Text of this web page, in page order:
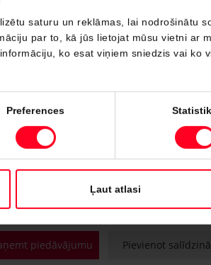
saturu un reklāmas, lai nodrošinātu
par to, kā jūs lietojat mūsu vietni ar
ko esat viņiem sniedzis vai ko
Preferences
Ļaut atlasi
Proace City Verso
1.2 Turbo M/T (Priekšējā piedziņa) (81
no € 25 400
Manuālā
81 kW
piedāvājumu Pievienot